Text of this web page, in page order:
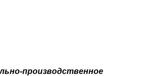
производственное